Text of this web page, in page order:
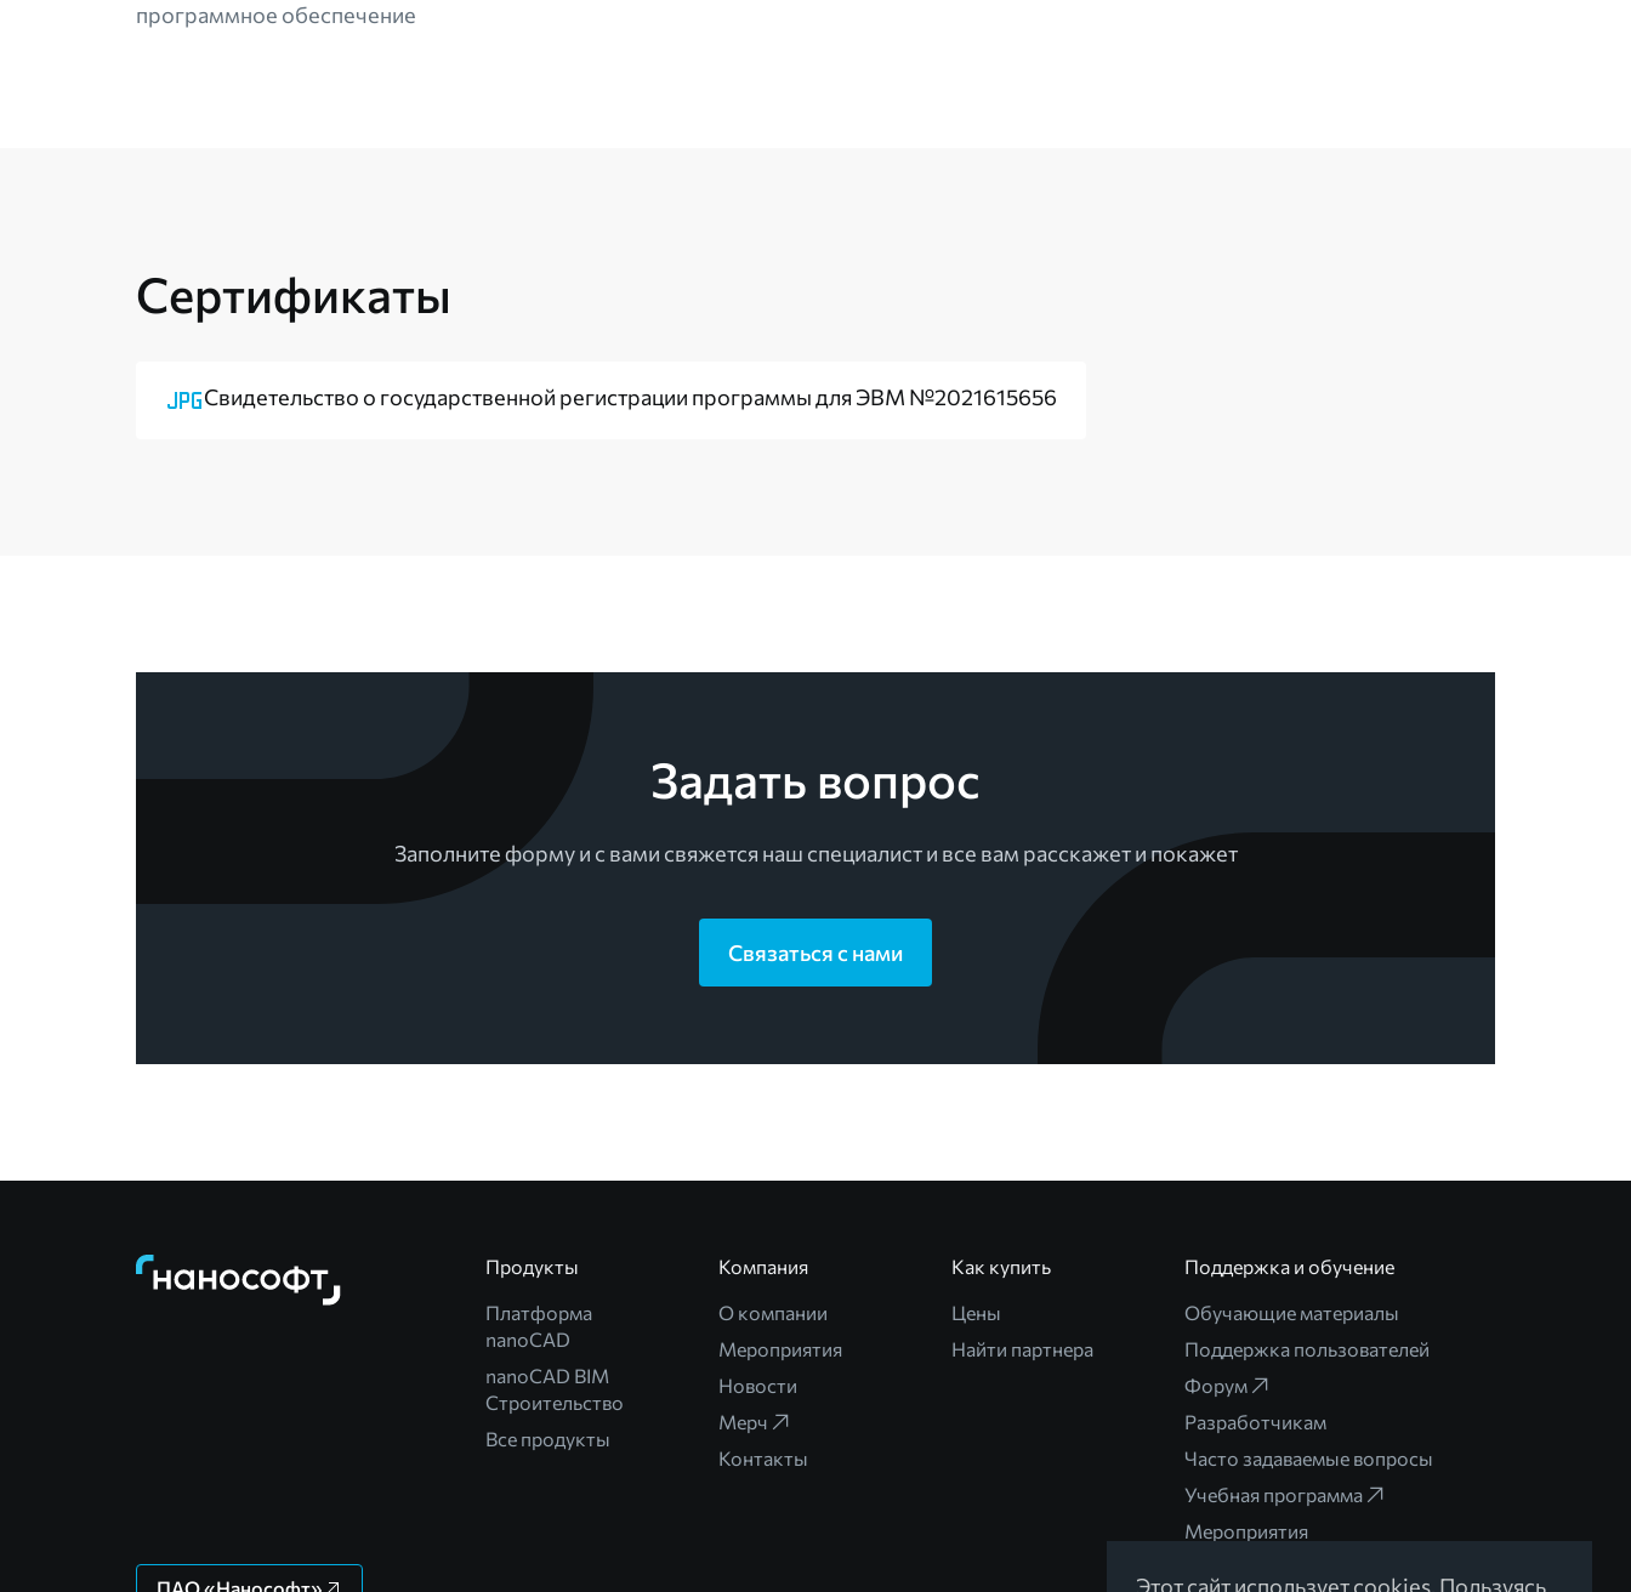
программное обеспечение
Сертификаты
Свидетельство о государственной регистрации программы для ЭВМ №2021615656
Задать вопрос
Заполните форму и с вами свяжется наш специалист и все вам расскажет и покажет
Связаться с нами
Продукты
Платформа
nanoCAD
nanoCAD BIM
Строительство
Все продукты
Компания
О компании
Мероприятия
Новости
Мерч
Контакты
Как купить
Цены
Найти партнера
Поддержка и обучение
Обучающие материалы
Поддержка пользователей
Форум
Разработчикам
Часто задаваемые вопросы
Учебная программа
Мероприятия
Этот сайт использует cookies. Пользуясь